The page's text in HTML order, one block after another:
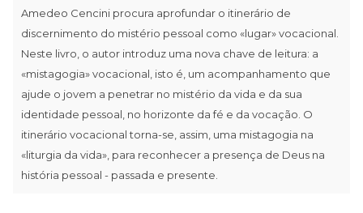
Amedeo Cencini procura aprofundar o itinerário de
discernimento do mistério pessoal como «lugar» vocacional.
Neste livro, o autor introduz uma nova chave de leitura: a
«mistagogia» vocacional, isto é, um acompanhamento que
ajude o jovem a penetrar no mistério da vida e da sua
identidade pessoal, no horizonte da fé e da vocação. O
itinerário vocacional torna-se, assim, uma mistagogia na
«liturgia da vida», para reconhecer a presença de Deus na
história pessoal - passada e presente.